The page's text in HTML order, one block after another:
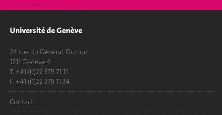
Université de Genève
24 rue du Général-Dufour
1211 Genève 4
T. +41 (0)22 379 71 11
F. +41 (0)22 379 11 34
Contact